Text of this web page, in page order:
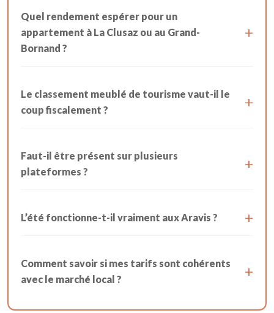
Quel rendement espérer pour un
appartement à La Clusaz ou au Grand-
Bornand ?
Le classement meublé de tourisme vaut-il le
coup fiscalement ?
Faut-il être présent sur plusieurs
plateformes ?
L’été fonctionne-t-il vraiment aux Aravis ?
Comment savoir si mes tarifs sont cohérents
avec le marché local ?